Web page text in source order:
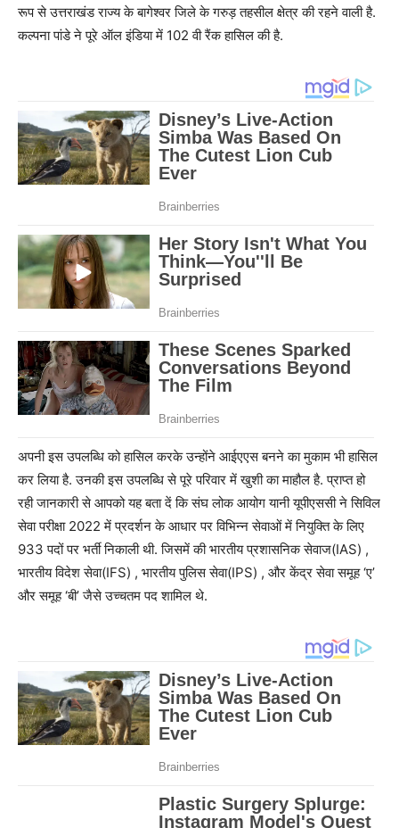
रूप से उत्तराखंड राज्य के बागेश्वर जिले के गरुड़ तहसील क्षेत्र की रहने वाली है.
कल्पना पांडे ने पूरे ऑल इंडिया में 102 वी रैंक हासिल की है.
अपनी इस उपलब्धि को हासिल करके उन्होंने आईएएस बनने का मुकाम भी हासिल
कर लिया है. उनकी इस उपलब्धि से पूरे परिवार में खुशी का माहौल है. प्राप्त हो
रही जानकारी से आपको यह बता दें कि संघ लोक आयोग यानी यूपीएससी ने सिविल
सेवा परीक्षा 2022 में प्रदर्शन के आधार पर विभिन्न सेवाओं में नियुक्ति के लिए
933 पदों पर भर्ती निकाली थी. जिसमें की भारतीय प्रशासनिक सेवाज(IAS) ,
भारतीय विदेश सेवा(IFS) , भारतीय पुलिस सेवा(IPS) , और केंद्र सेवा समूह ‘ए’
और समूह ‘बी’ जैसे उच्चतम पद शामिल थे.